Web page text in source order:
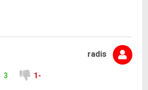
radis
-1
3